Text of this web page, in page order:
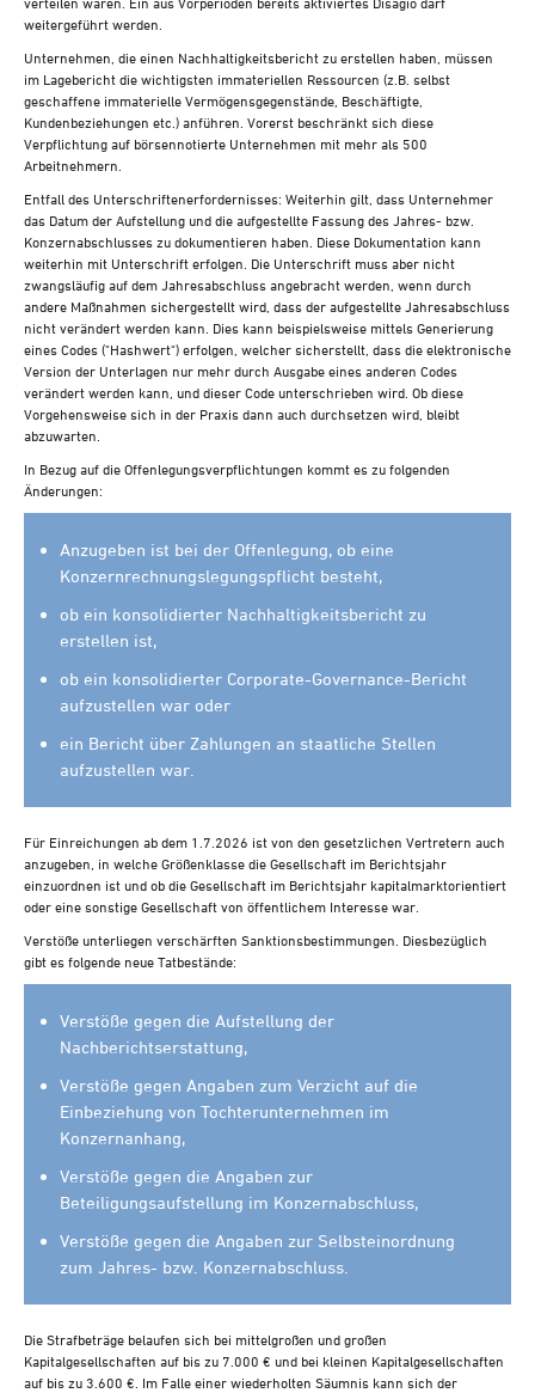
weitergeführt werden.
Unternehmen, die einen Nachhaltigkeitsbericht zu erstellen haben, müssen
im Lagebericht die wichtigsten immateriellen Ressourcen (z.B. selbst
geschaffene immaterielle Vermögensgegenstände, Beschäftigte,
Kundenbeziehungen etc.) anführen. Vorerst beschränkt sich diese
Verpflichtung auf börsennotierte Unternehmen mit mehr als 500
Arbeitnehmern.
Entfall des Unterschriftenerfordernisses: Weiterhin gilt, dass Unternehmer
das Datum der Aufstellung und die aufgestellte Fassung des Jahres- bzw.
Konzernabschlusses zu dokumentieren haben. Diese Dokumentation kann
weiterhin mit Unterschrift erfolgen. Die Unterschrift muss aber nicht
zwangsläufig auf dem Jahresabschluss angebracht werden, wenn durch
andere Maßnahmen sichergestellt wird, dass der aufgestellte Jahresabschluss
nicht verändert werden kann. Dies kann beispielsweise mittels Generierung
eines Codes ("Hashwert") erfolgen, welcher sicherstellt, dass die elektronische
Version der Unterlagen nur mehr durch Ausgabe eines anderen Codes
verändert werden kann, und dieser Code unterschrieben wird. Ob diese
Vorgehensweise sich in der Praxis dann auch durchsetzen wird, bleibt
abzuwarten.
In Bezug auf die Offenlegungsverpflichtungen kommt es zu folgenden
Änderungen:
Anzugeben ist bei der Offenlegung, ob eine
Konzernrechnungslegungspflicht besteht,
ob ein konsolidierter Nachhaltigkeitsbericht zu
erstellen ist,
ob ein konsolidierter Corporate-Governance-Bericht
aufzustellen war oder
ein Bericht über Zahlungen an staatliche Stellen
aufzustellen war.
Für Einreichungen ab dem 1.7.2026 ist von den gesetzlichen Vertretern auch
anzugeben, in welche Größenklasse die Gesellschaft im Berichtsjahr
einzuordnen ist und ob die Gesellschaft im Berichtsjahr kapitalmarktorientiert
oder eine sonstige Gesellschaft von öffentlichem Interesse war.
Verstöße unterliegen verschärften Sanktionsbestimmungen. Diesbezüglich
gibt es folgende neue Tatbestände:
Verstöße gegen die Aufstellung der
Nachberichtserstattung,
Verstöße gegen Angaben zum Verzicht auf die
Einbeziehung von Tochterunternehmen im
Konzernanhang,
Verstöße gegen die Angaben zur
Beteiligungsaufstellung im Konzernabschluss,
Verstöße gegen die Angaben zur Selbsteinordnung
zum Jahres- bzw. Konzernabschluss.
Die Strafbeträge belaufen sich bei mittelgroßen und großen
Kapitalgesellschaften auf bis zu 7.000 € und bei kleinen Kapitalgesellschaften
auf bis zu 3.600 €. Im Falle einer wiederholten Säumnis kann sich der